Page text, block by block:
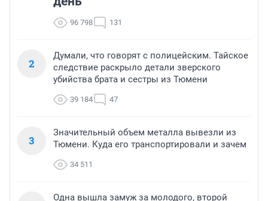
96 798 131
2
Думали, что говорят с полицейским. Тайское
следствие раскрыло детали зверского
убийства брата и сестры из Тюмени
39 184 47
3
Значительный объем металла вывезли из
Тюмени. Куда его транспортировали и зачем
34 511
Одна вышла замуж за молодого, второй